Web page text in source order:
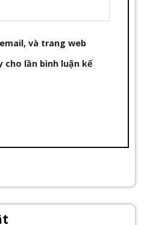
và trang web
lần bình luận kế